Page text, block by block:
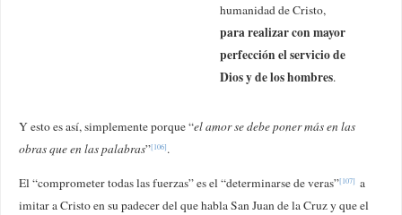
humanidad de Cristo,
para realizar con mayor
perfección el servicio de
Dios y de los hombres.
Y esto es así, simplemente porque “el amor se debe poner más en las
obras que en las palabras”[106].
El “comprometer todas las fuerzas” es el “determinarse de veras”[107] a
imitar a Cristo en su padecer del que habla San Juan de la Cruz y que el